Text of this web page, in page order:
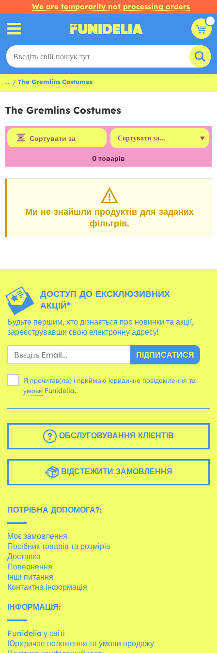
We are temporarily not processing orders
... The Gremlins Costumes
The Gremlins Costumes
Сортувати за
0 товарів
Ми не знайшли продуктів для заданих
фільтрів.
ДОСТУП ДО ЕКСКЛЮЗИВНИХ
АКЦІЙ*
Будьте першим, хто дізнається про новинки та акції,
зареєструвавши свою електронну адресу!
ПІДПИСАТИСЯ
Я прочитав(ла) і приймаю юридичне повідомлення та
умови Funidelia.
ОБСЛУГОВУВАННЯ КЛІЄНТІВ
ВІДСТЕЖИТИ ЗАМОВЛЕННЯ
ПОТРІБНА ДОПОМОГА?:
Моє замовлення
Посібник товарів та розмірів
Доставка
Повернення
Інші питання
Контактна інформація
ІНФОРМАЦІЯ:
Funidelia у світі
Юридичне положення та умови продажу